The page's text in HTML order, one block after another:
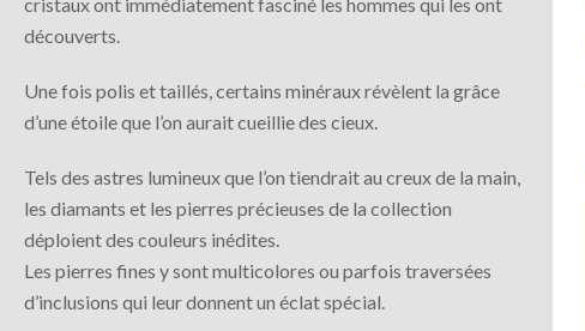
découverts.
Une fois polis et taillés, certains minéraux révèlent la grâce
d’une étoile que l’on aurait cueillie des cieux.
Tels des astres lumineux que l’on tiendrait au creux de la main,
les diamants et les pierres précieuses de la collection
déploient des couleurs inédites.
Les pierres fines y sont multicolores ou parfois traversées
d’inclusions qui leur donnent un éclat spécial.